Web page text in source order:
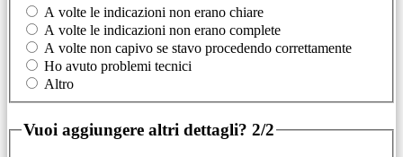
A volte le indicazioni non erano chiare
A volte le indicazioni non erano complete
A volte non capivo se stavo procedendo correttamente
Ho avuto problemi tecnici
Altro
Vuoi aggiungere altri dettagli? 2/2